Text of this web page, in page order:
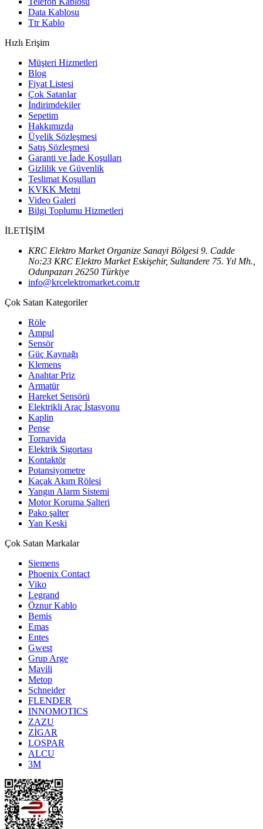
Data Kablosu
Ttr Kablo
Hızlı Erişim
Müşteri Hizmetleri
Blog
Fiyat Listesi
Çok Satanlar
İndirimdekiler
Sepetim
Hakkımızda
Üyelik Sözleşmesi
Satış Sözleşmesi
Garanti ve İade Koşulları
Gizlilik ve Güvenlik
Teslimat Koşulları
KVKK Metni
Video Galeri
Bilgi Toplumu Hizmetleri
İLETİŞİM
KRC Elektro Market Organize Sanayi Bölgesi 9. Cadde
No:23 KRC Elektro Market Eskişehir, Sultandere 75. Yıl Mh.,
Odunpazarı 26250 Türkiye
info@krcelektromarket.com.tr
Çok Satan Kategoriler
Röle
Ampul
Sensör
Güç Kaynağı
Klemens
Anahtar Priz
Armatür
Hareket Sensörü
Elektrikli Araç İstasyonu
Kaplin
Pense
Tornavida
Elektrik Sigortası
Kontaktör
Potansiyometre
Kaçak Akım Rölesi
Yangın Alarm Sistemi
Motor Koruma Şalteri
Pako şalter
Yan Keski
Çok Satan Markalar
Siemens
Phoenix Contact
Viko
Legrand
Öznur Kablo
Bemis
Emas
Entes
Gwest
Grup Arge
Mavili
Metop
Schneider
FLENDER
INNOMOTICS
ZAZU
ZİGAR
LOSPAR
ALCU
3M